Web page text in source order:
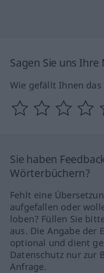
Sagen Sie uns
Wie gefällt Ihnen
Sie haben
Wörterbüchern?
Fehlt eine
aufgefallen oder
loben? Füllen Sie
aus. Die Angabe der
optional und dient
Datenschutz nur zur
Anfrage.